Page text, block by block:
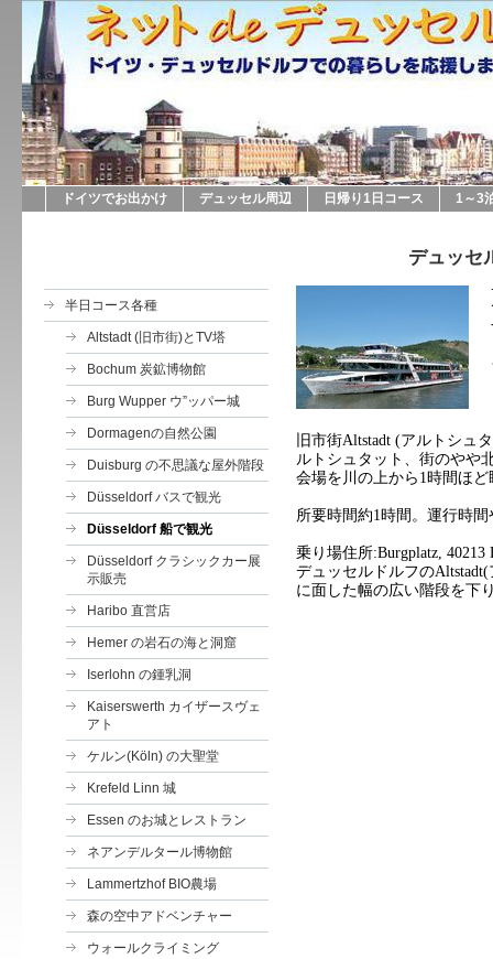
ドイツでお出かけ デュッセル周辺 日帰り1日コース 1～3
半日コース各種
Altstadt (旧市街)とTV塔
Bochum 炭鉱博物館
Burg Wupper ウ”ッパー城
Dormagenの自然公園
Duisburg の不思議な屋外階段
Düsseldorf バスで観光
Düsseldorf 船で観光
Düsseldorf クラシックカー展
示販売
Haribo 直営店
Hemer の岩石の海と洞窟
Iserlohn の鍾乳洞
Kaiserswerth カイザースヴェ
アト
ケルン(Köln) の大聖堂
Krefeld Linn 城
Essen のお城とレストラン
ネアンデルタール博物館
Lammertzhof BIO農場
森の空中アドベンチャー
ウォールクライミング
デュッ
旧市街Altstadt (アルトシュ
ルトシュタット、街のやや
会場を川の上から1時間ほど
所要時間約1時間。運行時
乗り場住所:Burgplatz, 40213
デュッセルドルフのAltstadt(
に面した幅の広い階段を下